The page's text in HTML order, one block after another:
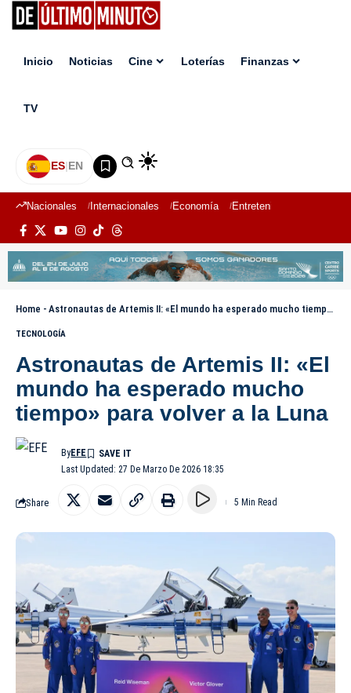
Inicio Noticias Cine Loterías Finanzas
TV
ES|EN
Nacionales Internacionales Economía Entretenimiento
Home - Astronautas de Artemis II: «El mundo ha esperado mucho tiempo» para volver a la Luna
TECNOLOGÍA
Astronautas de Artemis II: «El
mundo ha esperado mucho
tiempo» para volver a la Luna
Last Updated: 27 De Marzo De 2026 18:35
ByEFE
Share 5 Min Read